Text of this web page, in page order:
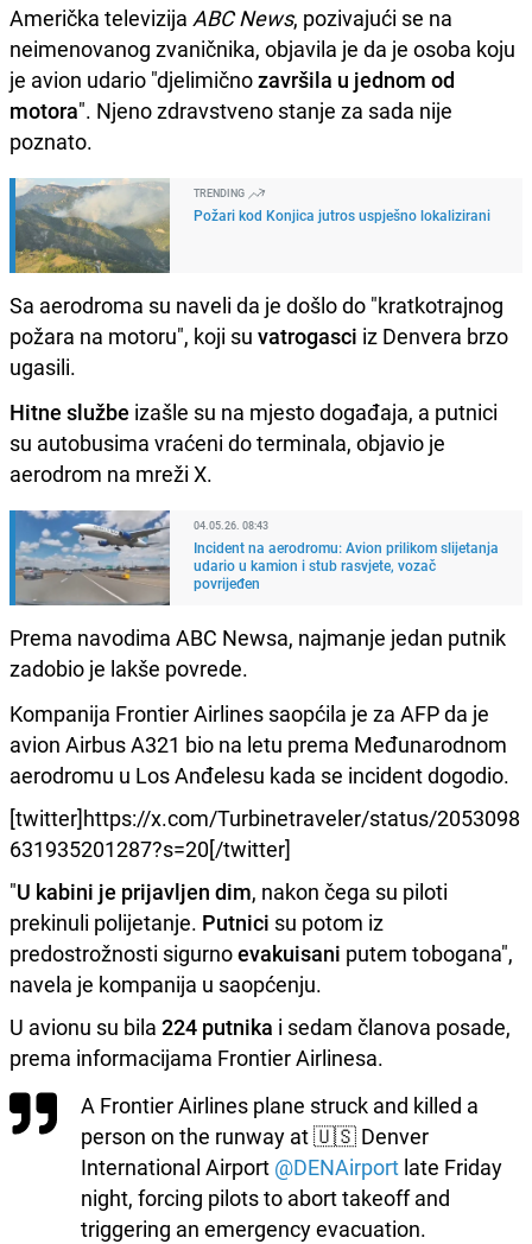
Američka televizija ABC News, pozivajući se na
neimenovanog zvaničnika, objavila je da je osoba koju
je avion udario "djelimičnozavršila u jednom od
motora". Njeno zdravstveno stanje za sada nije
poznato.
TRENDING
Požari kod Konjica jutros uspješno lokalizirani
Sa aerodroma su naveli da je došlo do "kratkotrajnog
požara na motoru", koji su vatrogasci iz Denvera brzo
ugasili.
Hitne službe izašle su na mjesto događaja, a putnici
su autobusima vraćeni do terminala, objavio je
aerodrom na mreži X.
04.05.26. 08:43
Incident na aerodromu: Avion prilikom slijetanja
udario u kamion i stub rasvjete, vozač
povrijeđen
Prema navodima ABC Newsa, najmanje jedan putnik
zadobio je lakše povrede.
Kompanija Frontier Airlines saopćila je za AFP da je
avion Airbus A321 bio na letu prema Međunarodnom
aerodromu u Los Anđelesu kada se incident dogodio.
[twitter]https://x.com/Turbinetraveler/status/2053098
631935201287?s=20[/twitter]
"U kabini je prijavljen dim, nakon čega su piloti
prekinuli polijetanje. Putnici su potom iz
predostrožnosti sigurnoevakuisani putem tobogana",
navela je kompanija u saopćenju.
U avionu su bila 224 putnika i sedam članova posade,
prema informacijama Frontier Airlinesa.
A Frontier Airlines plane struck and killed a
person on the runway at 🇺🇸 Denver
International Airport @DENAirport late Friday
night, forcing pilots to abort takeoff and
triggering an emergency evacuation.